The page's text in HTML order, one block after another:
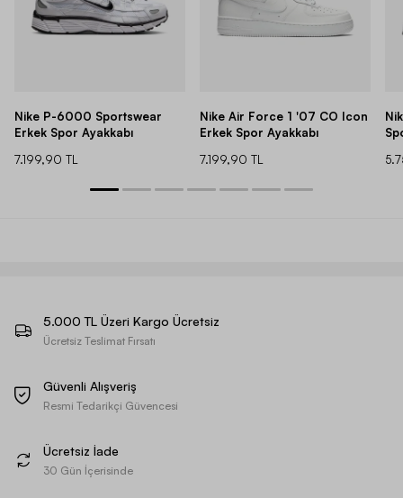
Nike P-6000 Sportswear
Erkek Spor Ayakkabı
7.199,90 TL
Nike Air Force 1 '07 CO Icon
Erkek Spor Ayakkabı
7.199,90 TL
5.000 TL Üzeri Kargo Ücretsiz
Ücretsiz Teslimat Fırsatı
Güvenli Alışveriş
Resmi Tedarikçi Güvencesi
Ücretsiz İade
30 Gün İçerisinde